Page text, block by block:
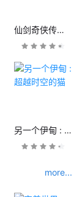
仙剑奇侠传九野
另一个伊甸 : 超越时空的猫
more...